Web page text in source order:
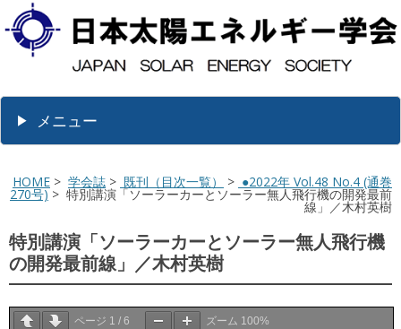
メニュー
HOME > 学会誌 > 既刊（目次一覧） > ●2022年 Vol.48 No.4 (通巻
270号) > 特別講演「ソーラーカーとソーラー無人飛行機の開発最前
線」／木村英樹
特別講演「ソーラーカーとソーラー無人飛行機
の開発最前線」／木村英樹
ページ 1 / 6 ズーム 100%